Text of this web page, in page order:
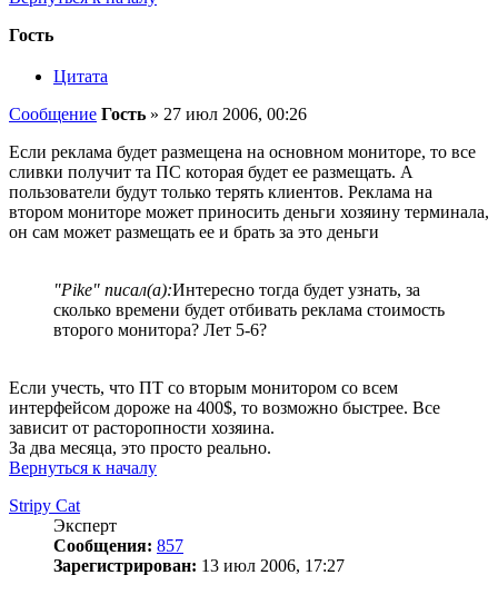
Гость
Цитата
Сообщение Гость » 27 июл 2006, 00:26
Если реклама будет размещена на основном мониторе, то все
сливки получит та ПС которая будет ее размещать. А
пользователи будут только терять клиентов. Реклама на
втором мониторе может приносить деньги хозяину терминала,
он сам может размещать ее и брать за это деньги
"Pike" писал(а):Интересно тогда будет узнать, за
сколько времени будет отбивать реклама стоимость
второго монитора? Лет 5-6?
Если учесть, что ПТ со вторым монитором со всем
интерфейсом дороже на 400$, то возможно быстрее. Все
зависит от расторопности хозяина.
За два месяца, это просто реально.
Вернуться к началу
Stripy Cat
Эксперт
Сообщения: 857
Зарегистрирован: 13 июл 2006, 17:27